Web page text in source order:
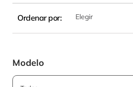
Ordenar por: Elegir
Modelo